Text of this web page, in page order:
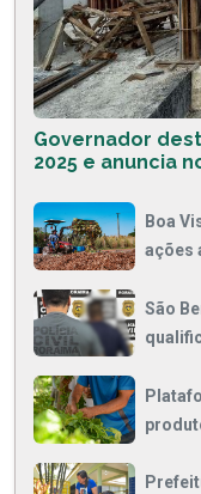
Governador
2025 e anuncia
Boa
ações
São